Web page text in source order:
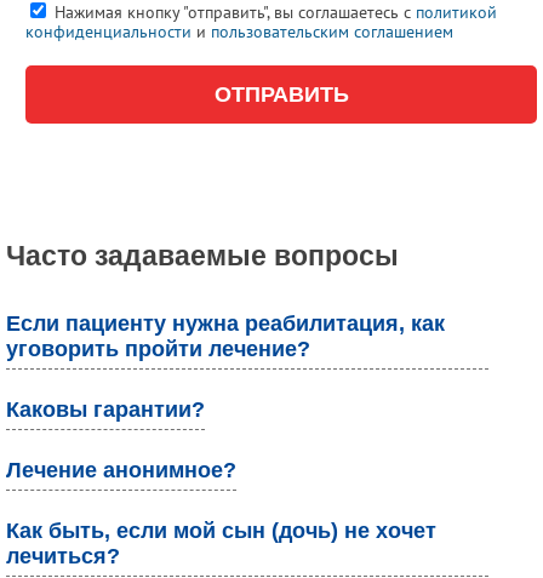
Нажимая кнопку "отправить", вы соглашаетесь с политикой
конфиденциальности и пользовательским соглашением
Часто задаваемые вопросы
Если пациенту нужна реабилитация, как
уговорить пройти лечение?
Каковы гарантии?
Лечение анонимное?
Как быть, если мой сын (дочь) не хочет
лечиться?